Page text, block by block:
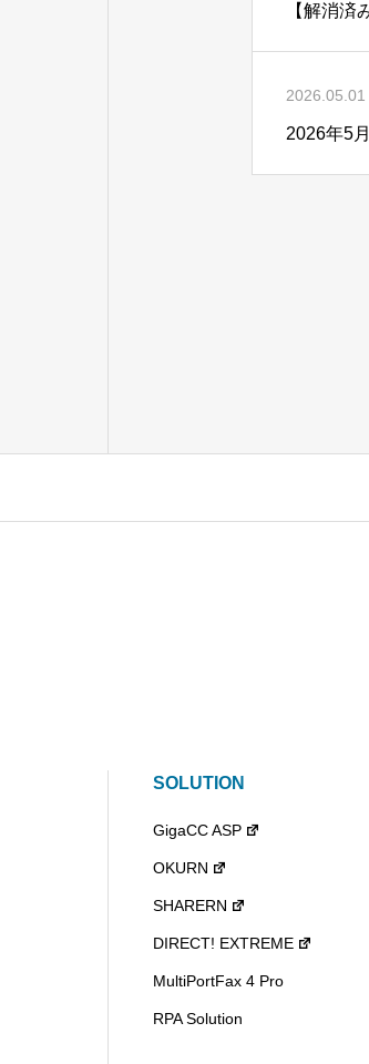
【解消
2026.05.01
2026年5
SOLUTION
GigaCC ASP
OKURN
SHARERN
DIRECT! EXTREME
MultiPortFax 4 Pro
RPA Solution